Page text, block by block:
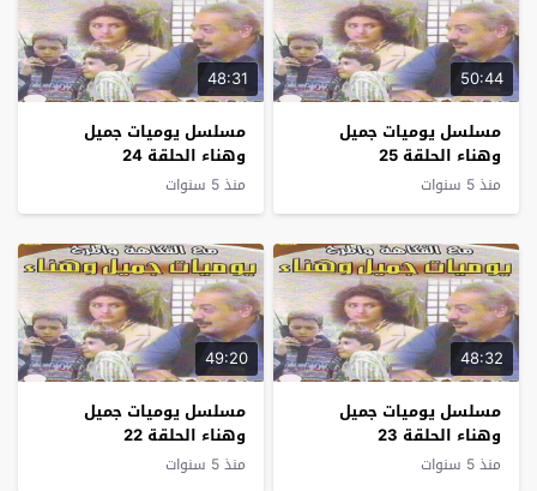
50:44
مسلسل يوميات جميل
وهناء الحلقة 25
منذ 5 سنوات
48:31
مسلسل يوميات جميل
وهناء الحلقة 24
منذ 5 سنوات
48:32
مسلسل يوميات جميل
وهناء الحلقة 23
منذ 5 سنوات
49:20
مسلسل يوميات جميل
وهناء الحلقة 22
منذ 5 سنوات